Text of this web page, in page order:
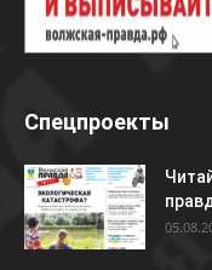
Спецпроекты